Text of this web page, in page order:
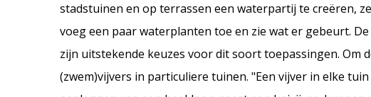
stadstuinen en op terrassen een waterpartij te creëren,
voeg een paar waterplanten toe en zie wat er gebeurt.
zijn uitstekende keuzes voor dit soort toepassingen.
(zwem)vijvers in particuliere tuinen. "Een vijver in elke